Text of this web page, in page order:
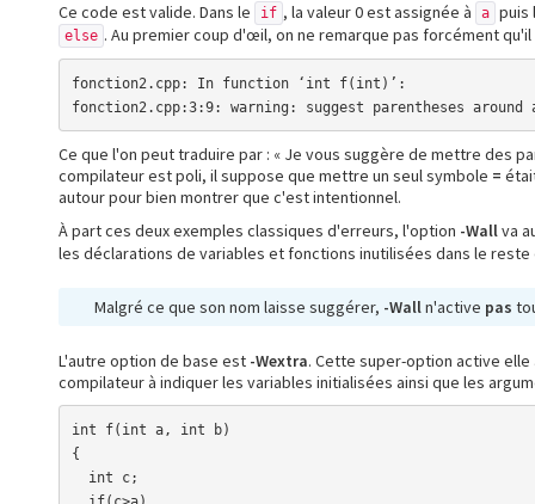
Ce code est valide. Dans le if , la valeur 0 est assignée à a puis
else . Au premier coup d'œil, on ne remarque pas forcément
fonction2.cpp: In function ‘int f(int)’:
fonction2.cpp:3:9: warning: suggest parentheses around
Ce que l'on peut traduire par : « Je vous suggère de mettre des
compilateur est poli, il suppose que mettre un seul symbole =
autour pour bien montrer que c'est intentionnel.
À part ces deux exemples classiques d'erreurs, l'option -Wallva
les déclarations de variables et fonctions inutilisées dans le
Malgré ce que son nom laisse suggérer, -Walln'active pas
L'autre option de base est -Wextra. Cette super-option active
compilateur à indiquer les variables initialisées ainsi que les
int f(int a, int b)
{